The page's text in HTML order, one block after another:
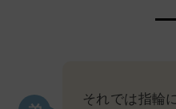
それでは指輪